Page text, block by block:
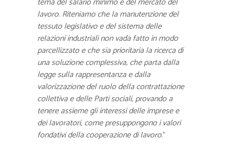
lavoro. Riteniamo che la manutenzione del
tessuto legislativo e del sistema delle
relazioni industriali non vada fatto in modo
parcellizzato e che sia prioritaria la ricerca di
una soluzione complessiva, che parta dalla
legge sulla rappresentanza e dalla
valorizzazione del ruolo della contrattazione
collettiva e delle Parti sociali, provando a
tenere assieme gli interessi delle imprese e
dei lavoratori, come presuppongono i valori
fondativi della cooperazione di lavoro.”